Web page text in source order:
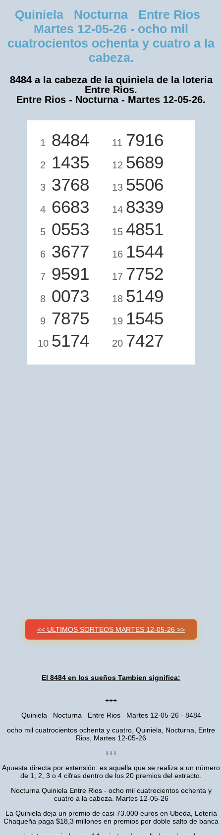
Quiniela Nocturna Entre Rios
Martes 12-05-26 - ocho mil
cuatrocientos ochenta y cuatro a la
cabeza.
8484 a la cabeza de la quiniela de la loteria
Entre Rios.
Entre Rios - Nocturna - Martes 12-05-26.
1 8484
2 1435
3 3768
4 6683
5 0553
6 3677
7 9591
8 0073
9 7875
10 5174
11 7916
12 5689
13 5506
14 8339
15 4851
16 1544
17 7752
18 5149
19 1545
20 7427
<< ULTIMOS SORTEOS MARTES 12-05-26 >>
El 8484 en los sueños Tambien significa:
+++
Quiniela Nocturna Entre Rios Martes 12-05-26 - 8484
ocho mil cuatrocientos ochenta y cuatro, Quiniela, Nocturna, Entre
Rios, Martes 12-05-26
+++
Apuesta directa por extensión: es aquella que se realiza a un número
de 1, 2, 3 o 4 cifras dentro de los 20 premios del extracto.
Nocturna Quiniela Entre Rios - ocho mil cuatrocientos ochenta y
cuatro a la cabeza. Martes 12-05-26
La Quiniela deja un premio de casi 73.000 euros en Ubeda, Lotería
Chaqueña paga $18,3 millones en premios por doble salto de banca